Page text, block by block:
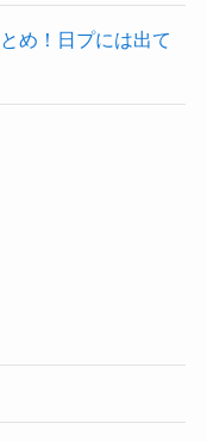
め！日プには出て